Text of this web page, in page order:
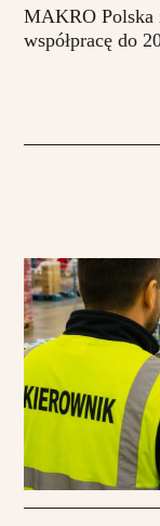
MAKRO Polska
współpracę do